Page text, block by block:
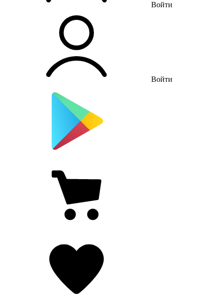
Войти
Войти